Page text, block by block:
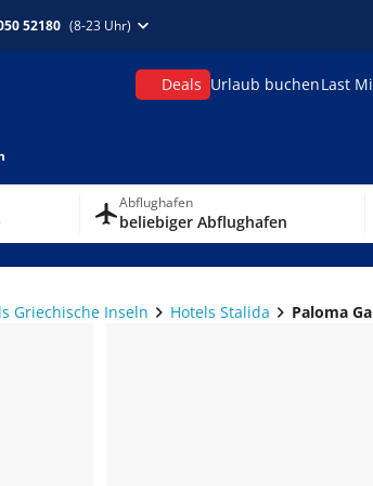
52180 (8-23 Uhr)
Deals Urlaub buchenLast
Abflughafen
beliebiger Abflughafen
Griechische Inseln Hotels Stalida Paloma